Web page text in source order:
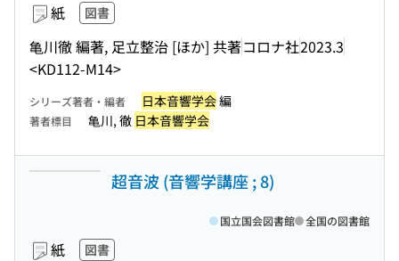
紙 図書
亀川徹 編著, 足立整治 [ほか] 共著コロナ社2023.3
<KD112-M14>
シリーズ著者・編者 日本音響学会編
著者標目 亀川, 徹 日本音響学会
超音波 (音響学講座 ; 8)
紙 図書
国立国会図書館 全国の図書館